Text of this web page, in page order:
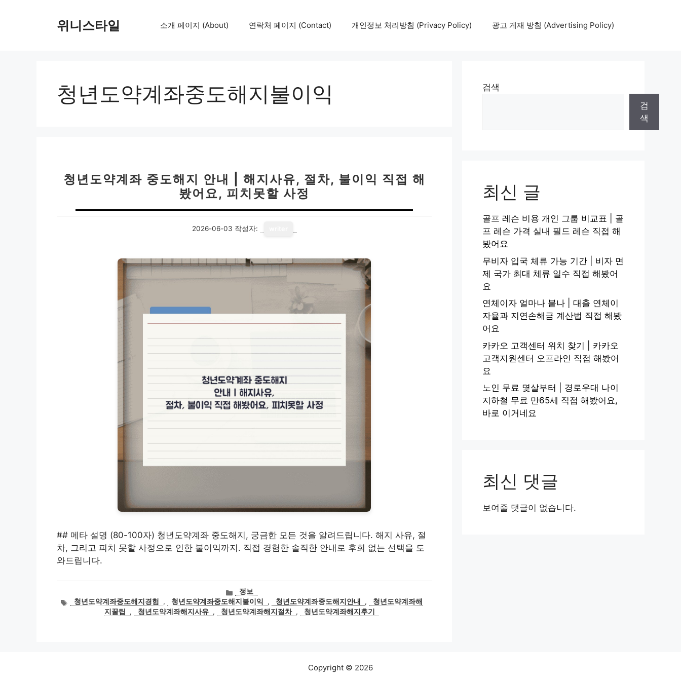
위니스타일 소개 페이지 (About) 연락처 페이지 (Contact) 개인정보 처리방침 (Privacy Policy) 광고 게재 방침 (Advertising Policy)
청년도약계좌중도해지불이익
청년도약계좌 중도해지 안내 | 해지사유, 절차, 불이익 직접 해
봤어요, 피치못할 사정
2026-06-03 작성자:
## 메타 설명 (80-100자) 청년도약계좌 중도해지, 궁금한 모든 것을 알려드립니다. 해지 사유, 절
차, 그리고 피치 못할 사정으로 인한 불이익까지. 직접 경험한 솔직한 안내로 후회 없는 선택을 도
와드립니다.
카
테
고
정보
태청년도약계좌중도해지경험 , 청년도약계좌중도해지불이익 , 청년도약계좌중도해지안내 ,
청년도약계좌해
지꿀팁
, 청년도약계좌해지사유 , 청년도약계좌해지절차 , 청년도약계좌해지후기
검색
검
색
최신 글
골프 레슨 비용 개인 그룹 비교표 | 골
프 레슨 가격 실내 필드 레슨 직접 해
봤어요
무비자 입국 체류 가능 기간 | 비자 면
제 국가 최대 체류 일수 직접 해봤어
요
연체이자 얼마나 붙나 | 대출 연체이
자율과 지연손해금 계산법 직접 해봤
어요
카카오 고객센터 위치 찾기 | 카카오
고객지원센터 오프라인 직접 해봤어
요
노인 무료 몇살부터 | 경로우대 나이
지하철 무료 만65세 직접 해봤어요,
바로 이거네요
최신 댓글
보여줄 댓글이 없습니다.
Copyright © 2026